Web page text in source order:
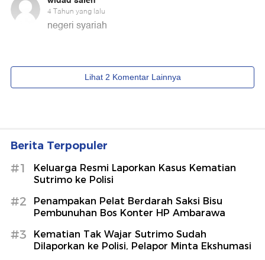
Berita Terpopuler
#1
Keluarga Resmi Laporkan Kasus Kematian
Sutrimo ke Polisi
#2
Penampakan Pelat Berdarah Saksi Bisu
Pembunuhan Bos Konter HP Ambarawa
#3
Kematian Tak Wajar Sutrimo Sudah
Dilaporkan ke Polisi, Pelapor Minta Ekshumasi